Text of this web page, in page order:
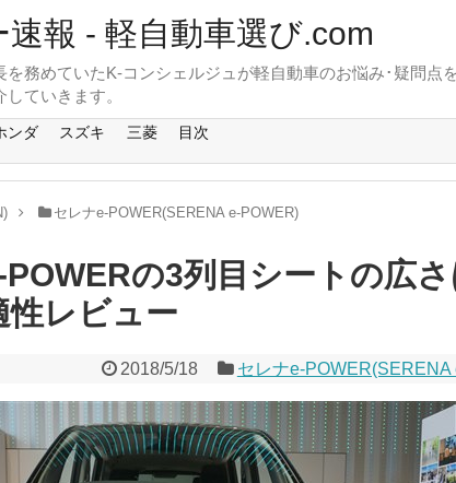
報 - 軽自動車選び.com
務めていたK-コンシェルジュが軽自動車のお悩み･疑問
ていきます。
ンダ スズキ 三菱 目次
セレナe-POWER(SERENA e-POWER)
の3列目シートの広さ
性レビュー
2018/5/18 セレナe-POWER(SERENA